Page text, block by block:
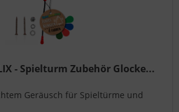
- Spielturm Zubehör Glocke...
Geräusch für Spieltürme und